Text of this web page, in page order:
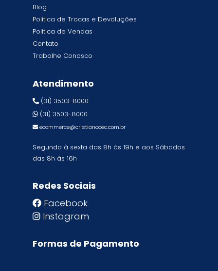
Blog
Política de Trocas e Devoluções
Política de Vendas
Contato
Trabalhe Conosco
Atendimento
(31) 3503-8000
(31) 3503-8000
ecommerce@cristianocec.com.br
Segunda à sexta das 8h às 19h e aos Sábados
das 8h às 16h
Redes Sociais
Facebook
Instagram
Formas de Pagamento